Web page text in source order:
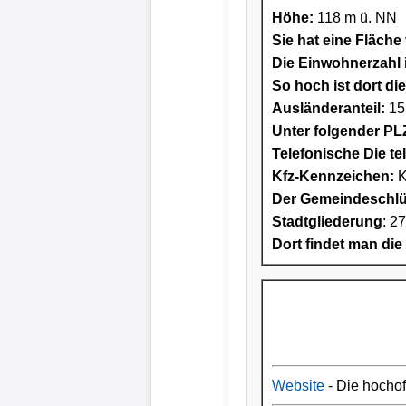
Höhe: 118 m ü. NN
Sie hat eine Fläche
Die Einwohnerzahl
So hoch ist dort
Ausländeranteil:
Unter folgender
Telefonische Die
Kfz-Kennzeichen:
Der
Stadtgliederung:
Dort findet man
Website - Die